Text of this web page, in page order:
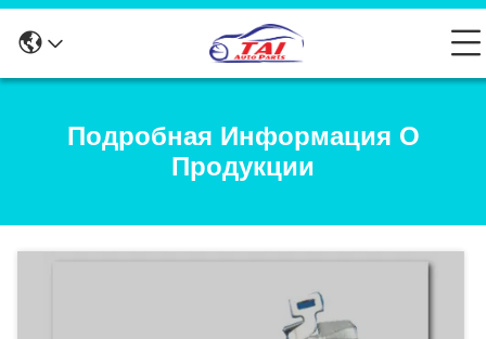
Подробная Информация О
Продукции